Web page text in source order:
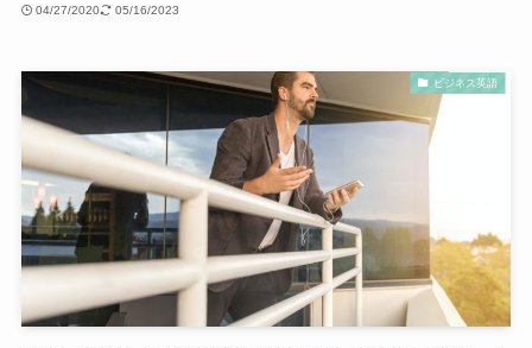
04/27/2020 05/16/2023
ビジネス英語